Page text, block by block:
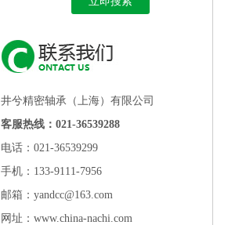
井兮精密轴承（上海）有限公司
客服热线：021-36539288
电话：021-36539299
手机：133-9111-7956
邮箱：yandcc@163.com
网址：www.china-nachi.com